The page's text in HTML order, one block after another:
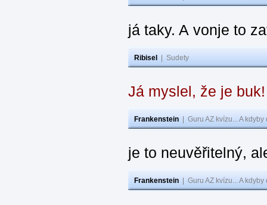
já taky. A vonje to
Ribisel Sudety
Já myslel, že je
Frankenstein Guru AZ kvízu... A
je to neuvěřitelný,
Frankenstein Guru AZ kvízu... A